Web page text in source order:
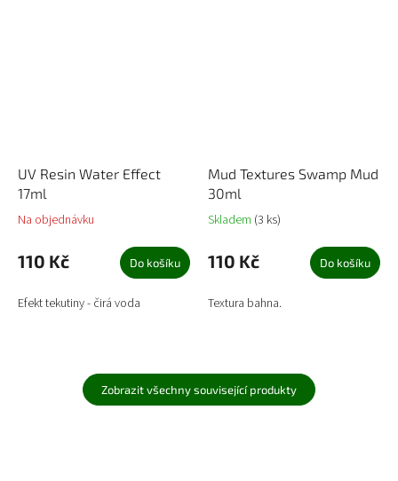
UV Resin Water Effect
17ml
Na objednávku
110 Kč Do košíku
Efekt tekutiny - čirá voda
Mud Textures Swamp Mud
30ml
Skladem (3 ks)
110 Kč Do košíku
Textura bahna.
Zobrazit všechny související produkty